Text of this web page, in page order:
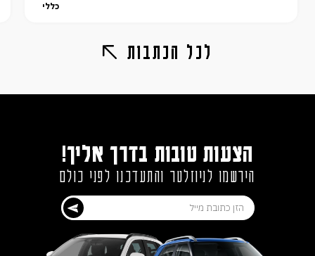
כללי
לכל הכתבות
הצעות טובות בדרך אליך!
הירשמו לניוזלטר והתעדכנו לפני כולם